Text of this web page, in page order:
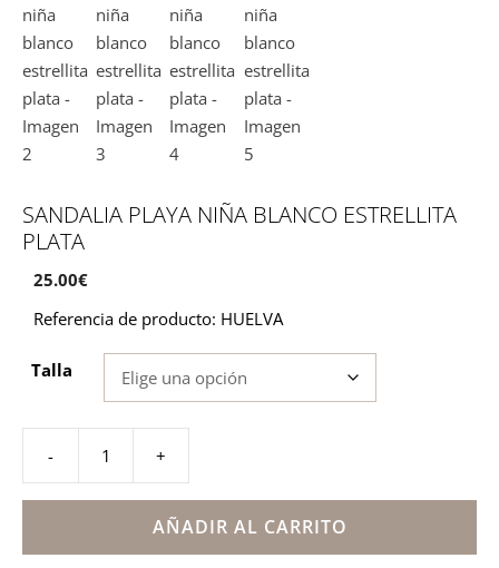
SANDALIA PLAYA NIÑA BLANCO ESTRELLITA
PLATA
25.00€
Referencia de producto: HUELVA
Talla
-
playa
niña
blanco
+
AÑADIR AL CARRITO